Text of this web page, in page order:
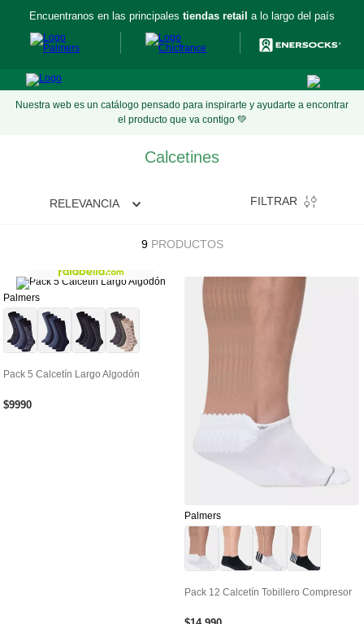
Encuentranos en las principales tiendas retail a lo largo del país
Nuestra web es un catálogo pensado para inspirarte y ayudarte a encontrar
el producto que va contigo 💚
Calcetines
RELEVANCIA FILTRAR
9 PRODUCTOS
Palmers
Pack 5 Calcetín Largo Algodón
$9990
Palmers
Pack 12 Calcetín Tobillero Compresor